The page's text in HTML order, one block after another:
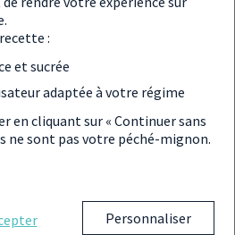
93-4419
T3
:
et sucrée
adaptée à votre régime
en cliquant sur « Continuer sans
ne sont pas votre péché-mignon.
Personnaliser